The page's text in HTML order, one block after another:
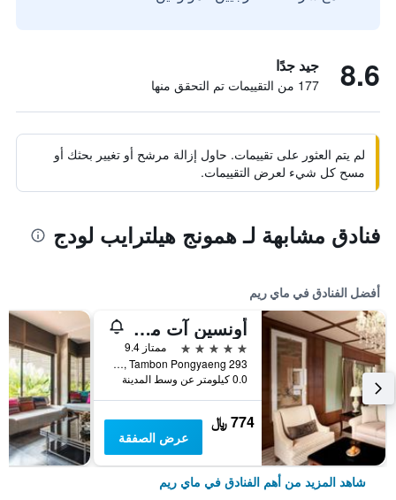
8.6 جيد جدًا
177 من التقييمات تم التحقق منها
لم يتم العثور على تقييمات. حاول إزالة مرشح أو تغيير بحثك أو
مسح كل شيء لعرض التقييمات.
فنادق مشابهة لـ همونج هيلترايب لودج
أفضل الفنادق في ماي ريم
أونسين آت مونتشام
5 نجوم
ممتاز 9.4
293 Moo 2, Tambon Pongyaeng, ماي ريم, تايلاند
0.0 كيلومتر عن وسط المدينة
774 ﷼
عرض الصفقة
شاهد المزيد من أهم الفنادق في ماي ريم